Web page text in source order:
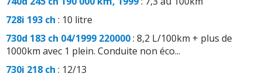
728i 193 ch : 10 litre
730d 183 ch 04/1999 220000: 8,2 L/100km + plus de
1000km avec 1 plein. Conduite non éco...
730i 218 ch : 12/13